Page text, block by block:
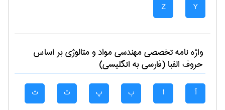
Y
Z
واژه نامه تخصصیمهندسی مواد و متالوژیبر اساس
حروف الفبا (فارسی به انگلیسی)
آ ا ب پ ت ث